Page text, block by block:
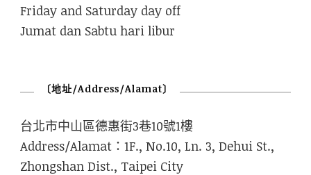
Friday and Saturday day off
Jumat dan Sabtu hari libur
〔地址/Address/Alamat〕
台北市中山區德惠街3巷10號1樓
Address/Alamat：1F., No.10, Ln. 3, Dehui St.,
Zhongshan Dist., Taipei City